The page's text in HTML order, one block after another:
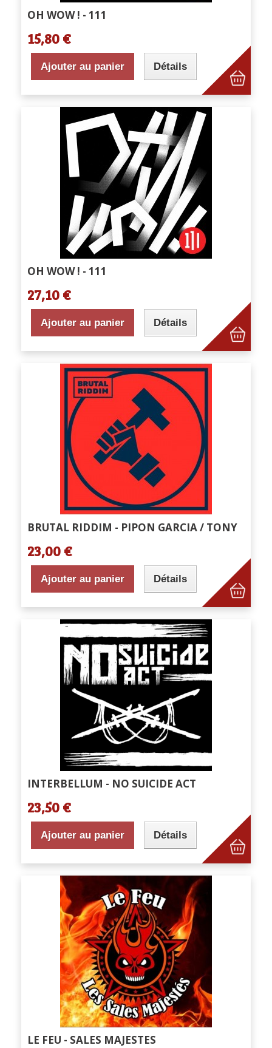
OH WOW ! - 111
15,80 €
Ajouter au panier Détails
OH WOW ! - 111
27,10 €
Ajouter au panier Détails
BRUTAL RIDDIM - PIPON GARCIA / TONY
23,00 €
Ajouter au panier Détails
INTERBELLUM - NO SUICIDE ACT
23,50 €
Ajouter au panier Détails
LE FEU - SALES MAJESTES